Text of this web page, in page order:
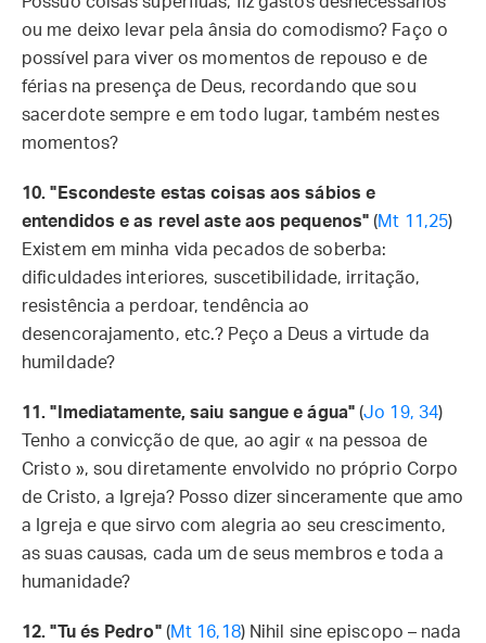
ou me deixo levar pela ânsia do comodismo? Faço o
possível para viver os momentos de repouso e de
férias na presença de Deus, recordando que sou
sacerdote sempre e em todo lugar, também nestes
momentos?
10. "Escondeste estas coisas aos sábios e
entendidos e as revel aste aos pequenos" (Mt 11,25)
Existem em minha vida pecados de soberba:
dificuldades interiores, suscetibilidade, irritação,
resistência a perdoar, tendência ao
desencorajamento, etc.? Peço a Deus a virtude da
humildade?
11. "Imediatamente, saiu sangue e água"(Jo 19, 34)
Tenho a convicção de que, ao agir « na pessoa de
Cristo », sou diretamente envolvido no próprio Corpo
de Cristo, a Igreja? Posso dizer sinceramente que amo
a Igreja e que sirvo com alegria ao seu crescimento,
as suas causas, cada um de seus membros e toda a
humanidade?
12. "Tu és Pedro"(Mt 16,18) Nihil sine episcopo – nada